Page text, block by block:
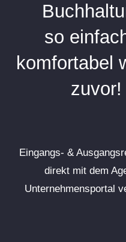
so
komfortabel
zuvor!
Eingangs- &
direkt mit dem
Unternehmensportal